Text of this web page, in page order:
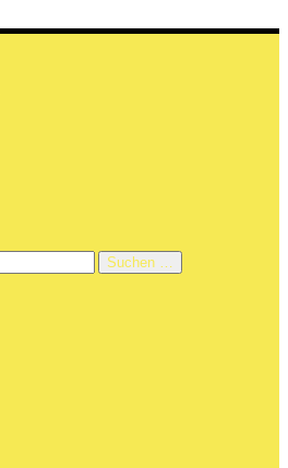
Suchen …